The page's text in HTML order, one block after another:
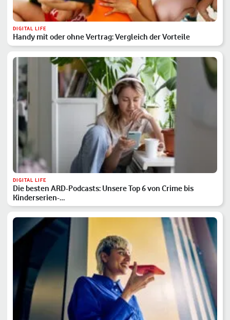
DIGITAL LIFE
Handy mit oder ohne Vertrag: Vergleich der Vorteile
DIGITAL LIFE
Die besten ARD-Podcasts: Unsere Top 6 von Crime bis
Kinderserien-…